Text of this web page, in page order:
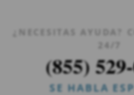
¿NECESITAS AYUDA?
24/7
(855)
SE HABLA